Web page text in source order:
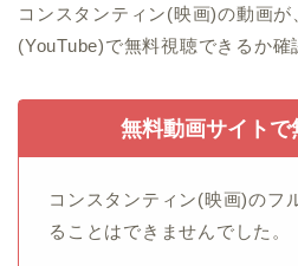
コンスタンティン(映画)の動画が
(YouTube)で無料視聴できるか確
無料動画サイトで
コンスタンティン(映画)のフ
ることはできませんでした。